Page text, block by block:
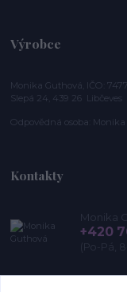
Výrobce
Monika Guthová, IČO:
Slepá 24, 439 26 Libčeves
Odpovědná osoba:
Kontakty
Monika
+420
(Po-Pá,